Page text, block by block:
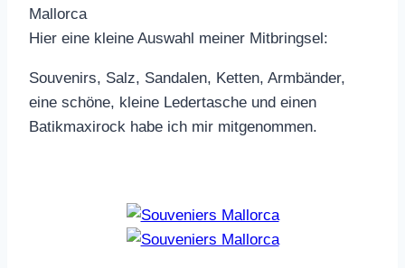
Mallorca
Hier eine kleine Auswahl meiner Mitbringsel:
Souvenirs, Salz, Sandalen, Ketten, Armbänder,
eine schöne, kleine Ledertasche und einen
Batikmaxirock habe ich mir mitgenommen.